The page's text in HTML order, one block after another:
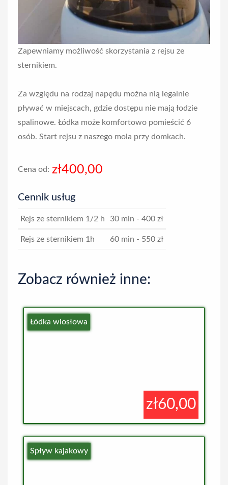
Zapewniamy możliwość skorzystania z rejsu ze
sternikiem.
Za względu na rodzaj napędu można nią legalnie
pływać w miejscach, gdzie dostępu nie mają łodzie
spalinowe. Łódka może komfortowo pomieścić 6
osób. Start rejsu z naszego mola przy domkach.
Cena od: zł400,00
Cennik usług
Rejs ze sternikiem 1/2 h 30 min - 400 zł
Rejs ze sternikiem 1h 60 min - 550 zł
Zobacz również inne:
Łódka wiosłowa
zł60,00
Spływ kajakowy